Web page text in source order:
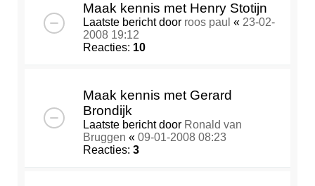
Maak kennis met Henry Stotijn
Laatste bericht door roos paul « 23-02-
2008 19:12
Reacties: 10
Maak kennis met Gerard
Brondijk
Laatste bericht door Ronald van
Bruggen « 09-01-2008 08:23
Reacties: 3